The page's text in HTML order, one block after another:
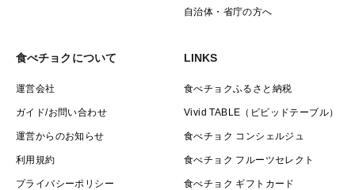
自治体・省庁の方へ
食べチョクについて
運営会社
ガイド/お問い合わせ
運営からのお知らせ
利用規約
プライバシーポリシー
LINKS
食べチョクふるさと納税
Vivid TABLE（ビビッドテーブル）
食べチョク コンシェルジュ
食べチョク フルーツセレクト
食べチョク ギフトカード